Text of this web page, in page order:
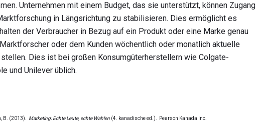
Unternehmen mit einem Budget, das sie unterstützt, können Zugang
in Längsrichtung zu stabilisieren. Dies ermöglicht es
der Verbraucher in Bezug auf ein Produkt oder eine Marke genau
oder dem Kunden wöchentlich oder monatlich aktuelle
Dies ist bei großen Konsumgüterherstellern wie Colgate-
und Unilever üblich.
B. (2013). Marketing: Echte Leute, echte Wahlen (4. kanadische ed.). Pearson Kanada Inc.